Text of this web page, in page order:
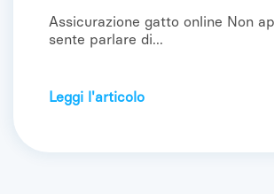
Assicurazione gatto online Non
sente parlare di...
Leggi l'articolo